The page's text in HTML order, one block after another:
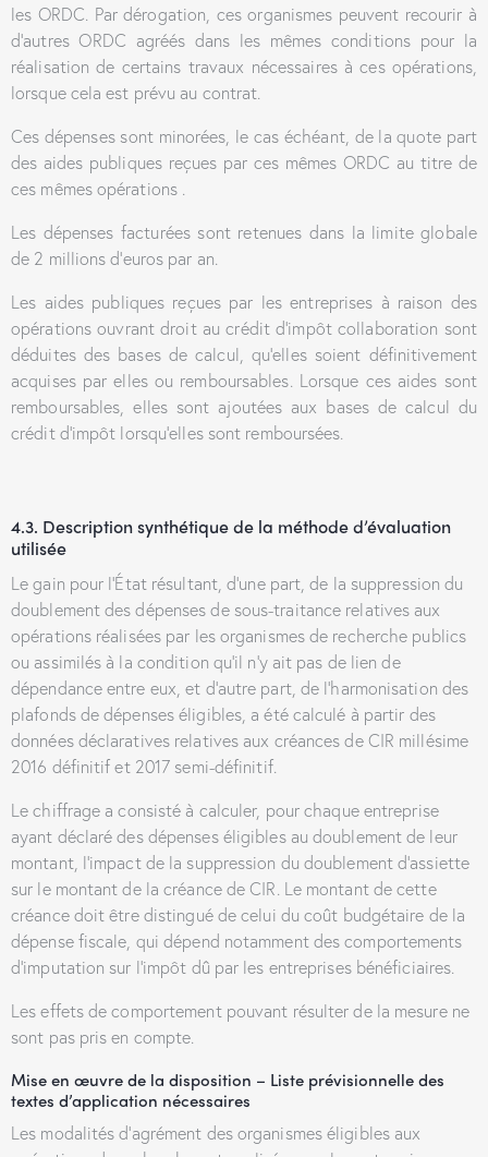
les ORDC. Par dérogation, ces organismes peuvent recourir à
d’autres ORDC agréés dans les mêmes conditions pour la
réalisation de certains travaux nécessaires à ces opérations,
lorsque cela est prévu au contrat.
Ces dépenses sont minorées, le cas échéant, de la quote part
des aides publiques reçues par ces mêmes ORDC au titre de
ces mêmes opérations .
Les dépenses facturées sont retenues dans la limite globale
de 2 millions d’euros par an.
Les aides publiques reçues par les entreprises à raison des
opérations ouvrant droit au crédit d’impôt collaboration sont
déduites des bases de calcul, qu’elles soient définitivement
acquises par elles ou remboursables. Lorsque ces aides sont
remboursables, elles sont ajoutées aux bases de calcul du
crédit d’impôt lorsqu’elles sont remboursées.
4.3. Description synthétique de la méthode d’évaluation
utilisée
Le gain pour l’État résultant, d’une part, de la suppression du
doublement des dépenses de sous-traitance relatives aux
opérations réalisées par les organismes de recherche publics
ou assimilés à la condition qu’il n’y ait pas de lien de
dépendance entre eux, et d’autre part, de l’harmonisation des
plafonds de dépenses éligibles, a été calculé à partir des
données déclaratives relatives aux créances de CIR millésime
2016 définitif et 2017 semi-définitif.
Le chiffrage a consisté à calculer, pour chaque entreprise
ayant déclaré des dépenses éligibles au doublement de leur
montant, l’impact de la suppression du doublement d’assiette
sur le montant de la créance de CIR. Le montant de cette
créance doit être distingué de celui du coût budgétaire de la
dépense fiscale, qui dépend notamment des comportements
d’imputation sur l’impôt dû par les entreprises bénéficiaires.
Les effets de comportement pouvant résulter de la mesure ne
sont pas pris en compte.
Mise en œuvre de la disposition – Liste prévisionnelle des
textes d’application nécessaires
Les modalités d’agrément des organismes éligibles aux